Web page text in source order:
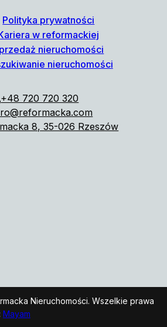
Polityka prywatności
w reformackiej
nieruchomości
nieruchomości
+48 720 720 320
8, 35-026 Rzeszów
Nieruchomości. Wszelkie prawa
Mayam